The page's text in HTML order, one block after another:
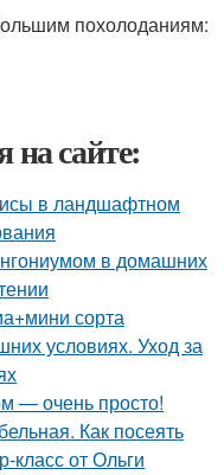
похолоданиям:
на сайте:
в ландшафтном
в домашних
сорта
условиях. Уход за
— очень просто!
Как посеять
класс от Ольги